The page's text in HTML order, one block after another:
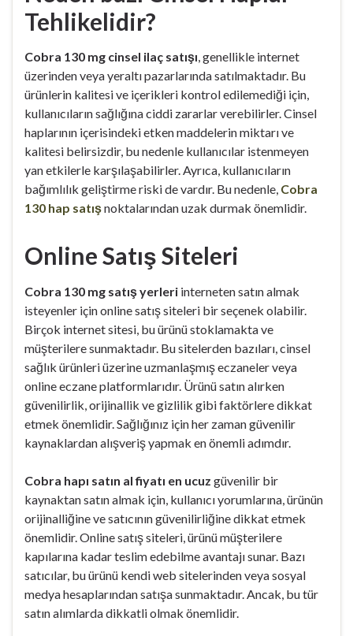
Tehlikelidir?
Cobra 130 mg cinsel ilaç satışı , genellikle internet
üzerinden veya yeraltı pazarlarında satılmaktadır. Bu
ürünlerin kalitesi ve içerikleri kontrol edilemediği için,
kullanıcıların sağlığına ciddi zararlar verebilirler. Cinsel
haplarının içerisindeki etken maddelerin miktarı ve
kalitesi belirsizdir, bu nedenle kullanıcılar istenmeyen
yan etkilerle karşılaşabilirler. Ayrıca, kullanıcıların
bağımlılık geliştirme riski de vardır. Bu nedenle, Cobra
130 hap satışnoktalarından uzak durmak önemlidir.
Online Satış Siteleri
Cobra 130 mg satış yerleri interneten satın almak
isteyenler için online satış siteleri bir seçenek olabilir.
Birçok internet sitesi, bu ürünü stoklamakta ve
müşterilere sunmaktadır. Bu sitelerden bazıları, cinsel
sağlık ürünleri üzerine uzmanlaşmış eczaneler veya
online eczane platformlarıdır. Ürünü satın alırken
güvenilirlik, orijinallik ve gizlilik gibi faktörlere dikkat
etmek önemlidir. Sağlığınız için her zaman güvenilir
kaynaklardan alışveriş yapmak en önemli adımdır.
Cobra hapı satın al fiyatı en ucuz güvenilir bir
kaynaktan satın almak için, kullanıcı yorumlarına, ürünün
orijinalliğine ve satıcının güvenilirliğine dikkat etmek
önemlidir. Online satış siteleri, ürünü müşterilere
kapılarına kadar teslim edebilme avantajı sunar. Bazı
satıcılar, bu ürünü kendi web sitelerinden veya sosyal
medya hesaplarından satışa sunmaktadır. Ancak, bu tür
satın alımlarda dikkatli olmak önemlidir.